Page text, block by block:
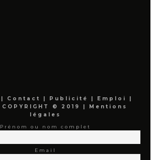
| Contact | Publicité | Emploi
|
COPYRIGHT © 2019 |
Mentions
légales
Prénom ou nom complet
Email